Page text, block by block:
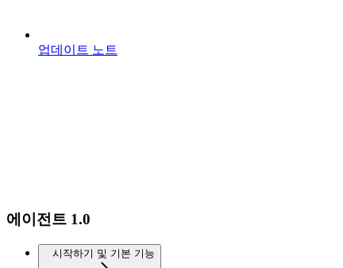
업데이트 노트
에이전트 1.0
시작하기 및 기본 기능